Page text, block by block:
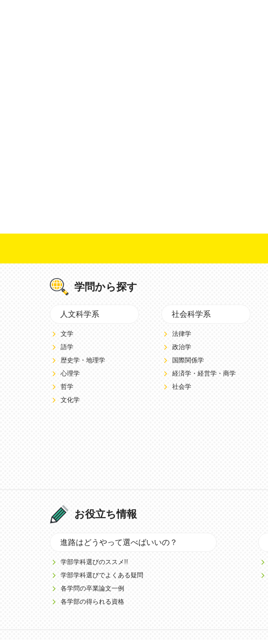
学問から探す
人文科学系
文学
語学
歴史学・地理学
心理学
哲学
文化学
社会科学系
法律学
政治学
国際関係学
経済学・経営学・商学
社会学
お役立ち情報
進路はどうやって選べばいいの？
学部学科選びのススメ!!
学部学科選びでよくある疑問
各学問の卒業論文一例
各学部の得られる資格